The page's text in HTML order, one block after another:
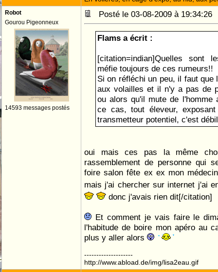
Robot
Gourou Pigeonneux
14593 messages postés
Posté le 03-08-2009 à
Flams a écrit :
[citation=indian]Quelles sont
méfie toujours de ces rumeurs!!
Si on réfléchi un peu, il faut que
aux volailles et il n'y a pas de
ou alors qu'il mute de l'homme
ce cas, tout éleveur,
transmetteur potentiel, c'est
oui mais ces pas la même
rassemblement de personne qui
foire salon fête ex ex mon
mais j'ai chercher sur internet j'ai
donc j'avais rien dit[/citation]
Et comment je vais faire le
l'habitude de boire mon apéro au
plus y aller alors
--------------------
http://www.abload.de/img/lisa2eau.gif